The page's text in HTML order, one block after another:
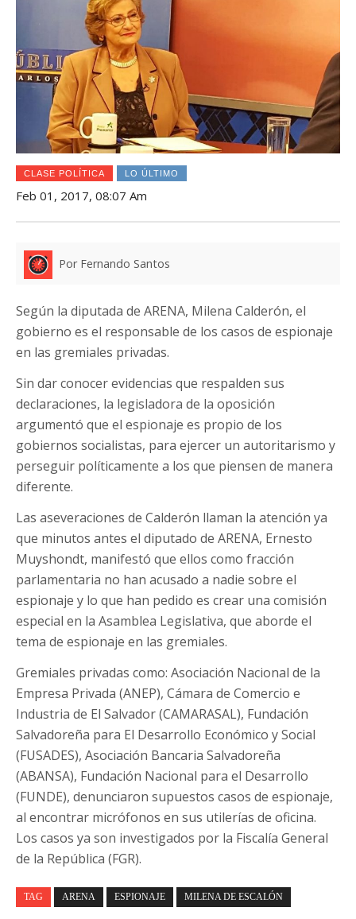
CLASE POLÍTICA LO ÚLTIMO
Feb 01, 2017, 08:07 Am
Por Fernando Santos
Según la diputada de ARENA, Milena Calderón, el
gobierno es el responsable de los casos de espionaje
en las gremiales privadas.
Sin dar conocer evidencias que respalden sus
declaraciones, la legisladora de la oposición
argumentó que el espionaje es propio de los
gobiernos socialistas, para ejercer un autoritarismo y
perseguir políticamente a los que piensen de manera
diferente.
Las aseveraciones de Calderón llaman la atención ya
que minutos antes el diputado de ARENA, Ernesto
Muyshondt, manifestó que ellos como fracción
parlamentaria no han acusado a nadie sobre el
espionaje y lo que han pedido es crear una comisión
especial en la Asamblea Legislativa, que aborde el
tema de espionaje en las gremiales.
Gremiales privadas como: Asociación Nacional de la
Empresa Privada (ANEP), Cámara de Comercio e
Industria de El Salvador (CAMARASAL), Fundación
Salvadoreña para El Desarrollo Económico y Social
(FUSADES), Asociación Bancaria Salvadoreña
(ABANSA), Fundación Nacional para el Desarrollo
(FUNDE), denunciaron supuestos casos de espionaje,
al encontrar micrófonos en sus utilerías de oficina.
Los casos ya son investigados por la Fiscalía General
de la República (FGR).
TAG ARENA ESPIONAJE MILENA DE ESCALÓN